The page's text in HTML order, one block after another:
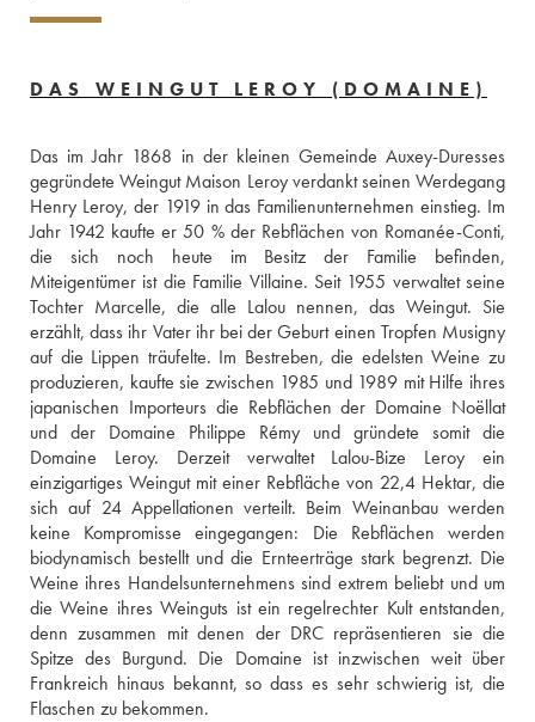
DAS WEINGUT LEROY (DOMAINE)
Das im Jahr 1868 in der kleinen Gemeinde Auxey-Duresses
gegründete Weingut Maison Leroy verdankt seinen Werdegang
Henry Leroy, der 1919 in das Familienunternehmen einstieg. Im
Jahr 1942 kaufte er 50 % der Rebflächen von Romanée-Conti,
die sich noch heute im Besitz der Familie befinden,
Miteigentümer ist die Familie Villaine. Seit 1955 verwaltet seine
Tochter Marcelle, die alle Lalou nennen, das Weingut. Sie
erzählt, dass ihr Vater ihr bei der Geburt einen Tropfen Musigny
auf die Lippen träufelte. Im Bestreben, die edelsten Weine zu
produzieren, kaufte sie zwischen 1985 und 1989 mit Hilfe ihres
japanischen Importeurs die Rebflächen der Domaine Noëllat
und der Domaine Philippe Rémy und gründete somit die
Domaine Leroy. Derzeit verwaltet Lalou-Bize Leroy ein
einzigartiges Weingut mit einer Rebfläche von 22,4 Hektar, die
sich auf 24 Appellationen verteilt. Beim Weinanbau werden
keine Kompromisse eingegangen: Die Rebflächen werden
biodynamisch bestellt und die Ernteerträge stark begrenzt. Die
Weine ihres Handelsunternehmens sind extrem beliebt und um
die Weine ihres Weinguts ist ein regelrechter Kult entstanden,
denn zusammen mit denen der DRC repräsentieren sie die
Spitze des Burgund. Die Domaine ist inzwischen weit über
Frankreich hinaus bekannt, so dass es sehr schwierig ist, die
Flaschen zu bekommen.